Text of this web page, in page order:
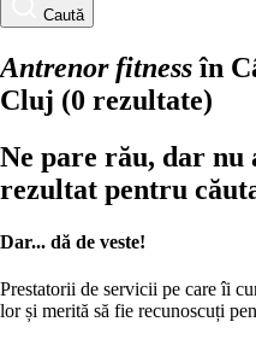
Caută
Antrenor fitnessîn
Cluj (0 rezultate)
Ne pare rău, dar nu
rezultat pentru
Dar... dă de veste!
Prestatorii de servicii pe care îi
lor și merită să fie recunoscuți